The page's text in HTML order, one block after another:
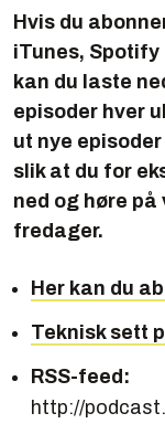
Hvis du
iTunes, Spotify
kan du laste
episoder hver
ut nye
slik at du for
ned og høre på
fredager.
Her kan du
Teknisk sett
RSS-feed:
http://